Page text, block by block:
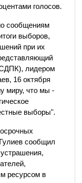
голосов.
сообщениям
выборов,
при их
лидером
16 октября
миру, что мы -
выборы".
сообщил
ресурсом в